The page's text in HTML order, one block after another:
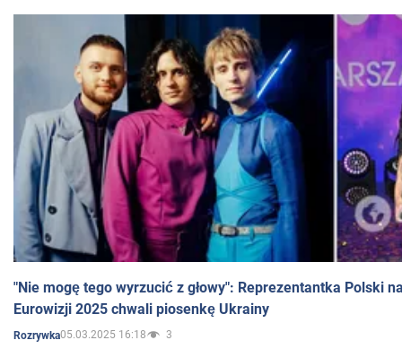
"Nie mogę tego wyrzucić z głowy": Reprezentantka Polski
Eurowizji 2025 chwali piosenkę Ukrainy
Rozrywka05.03.2025 16:18 3